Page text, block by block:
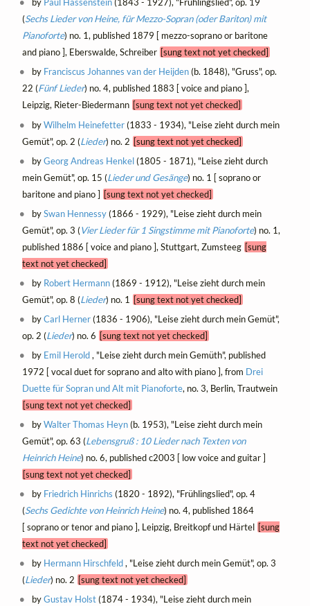
by Paul Hassenstein(1843 - 1927), "Frühlingslied", op. 19
(Sechs Lieder von Heine, für Mezzo-Sopran (oder Bariton) mit
Pianoforte) no. 1, published 1879 [ mezzo-soprano or baritone
and piano ], Eberswalde, Schreiber [sung text not yet checked]
by Franciscus Johannes van der Heijden(b. 1848), "Gruss", op.
22 (Fünf Lieder) no. 4, published 1883 [ voice and piano ],
Leipzig, Rieter-Biedermann [sung text not yet checked]
byWilhelm Heinefetter(1833 - 1934), "Leise zieht durch mein
Gemüt", op. 2 (Lieder) no. 2 [sung text not yet checked]
byGeorg Andreas Henkel(1805 - 1871), "Leise zieht durch
mein Gemüt", op. 15 (Lieder und Gesänge) no. 1 [ soprano or
baritone and piano ] [sung text not yet checked]
bySwan Hennessy(1866 - 1929), "Leise zieht durch mein
Gemüt", op. 3 (Vier Lieder für 1 Singstimme mit Pianoforte) no. 1,
published 1886 [ voice and piano ], Stuttgart, Zumsteeg [sung
text not yet checked]
by Robert Hermann(1869 - 1912), "Leise zieht durch mein
Gemüt", op. 8 (Lieder) no. 1
[sung text not yet checked]
byCarl Herner(1836 - 1906), "Leise zieht durch mein Gemüt",
op. 2 (Lieder) no. 6 [sung text not yet checked]
by Emil Herold, "Leise zieht durch mein Gemüth", published
1972 [ vocal duet for soprano and alto with piano ], from Drei
Duette für Sopran und Alt mit Pianoforte, no. 3, Berlin, Trautwein
[sung text not yet checked]
byWalter Thomas Heyn(b. 1953), "Leise zieht durch mein
Gemüt", op. 63 (Lebensgruß : 10 Lieder nach Texten von
Heinrich Heine) no. 6, published c2003 [ low voice and guitar ]
[sung text not yet checked]
by Friedrich Hinrichs (1820 - 1892), "Frühlingslied", op. 4
(Sechs Gedichte von Heinrich Heine) no. 4, published 1864
[ soprano or tenor and piano ], Leipzig, Breitkopf und Härtel [sung
text not yet checked]
by Hermann Hirschfeld, "Leise zieht durch mein Gemüt", op. 3
(Lieder) no. 2 [sung text not yet checked]
byGustav Holst(1874 - 1934), "Leise zieht durch mein